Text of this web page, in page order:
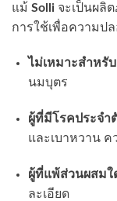
แม้ Solli จะเป็นผลิ
การใช้เพื่อความป
ไม่เหมาะสำหรับ
นมบุตร
ผู้ที่มีโรคประจำ
และเบาหวาน
ผู้ที่แพ้ส่วนผสมใ
ละเอียด